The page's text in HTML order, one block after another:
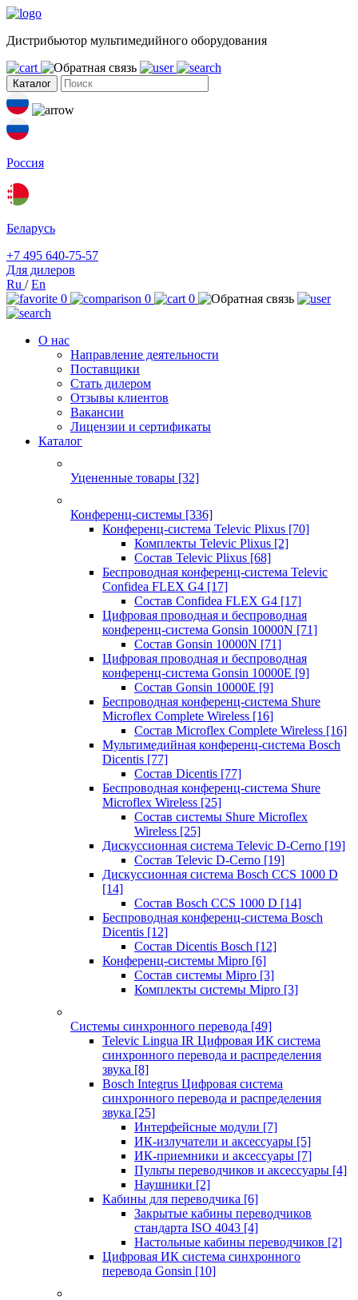
Дистрибьютор мультимедийного оборудования
Каталог
Россия
Беларусь
+7 495 640-75-57
Для дилеров
Ru /En
0
0 0
О нас
Направление деятельности
Поставщики
Стать дилером
Отзывы клиентов
Вакансии
Лицензии и сертификаты
Каталог
Уцененные товары [32]
Конференц-системы [336]
Конференц-система Televic Plixus [70]
Комплекты Televic Plixus [2]
Состав Televic Plixus [68]
Беспроводная конференц-система Televic
Confidea FLEX G4 [17]
Состав Confidea FLEX G4 [17]
Цифровая проводная и беспроводная
конференц-система Gonsin 10000N [71]
Состав Gonsin 10000N [71]
Цифровая проводная и беспроводная
конференц-система Gonsin 10000E [9]
Состав Gonsin 10000E [9]
Беспроводная конференц-система Shure
Microflex Complete Wireless [16]
Состав Microflex Complete Wireless [16]
Мультимедийная конференц-система Bosch
Dicentis [77]
Состав Dicentis [77]
Беспроводная конференц-система Shure
Microflex Wireless [25]
Состав системы Shure Microflex
Wireless [25]
Дискуссионная система Televic D-Cerno [19]
Состав Televic D-Cerno [19]
Дискуссионная система Bosch CCS 1000 D
[14]
Состав Bosch CCS 1000 D [14]
Беспроводная конференц-система Bosch
Dicentis [12]
Состав Dicentis Bosch [12]
Конференц-системы Mipro [6]
Состав системы Mipro [3]
Комплекты системы Mipro [3]
Системы синхронного перевода [49]
Televic Lingua IR Цифровая ИК система
синхронного перевода и распределения
звука [8]
Bosch Integrus Цифровая система
синхронного перевода и распределения
звука [25]
Интерфейсные модули [7]
ИК-излучатели и аксессуары [5]
ИК-приемники и аксессуары [7]
Пульты переводчиков и аксессуары [4]
Наушники [2]
Кабины для переводчика [6]
Закрытые кабины переводчиков
стандарта ISO 4043 [4]
Настольные кабины переводчиков [2]
Цифровая ИК система синхронного
перевода Gonsin [10]